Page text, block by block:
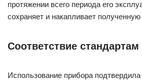
протяжении всего периода его
сохраняет и накапливает
Соответствие стандартам
Использование прибора